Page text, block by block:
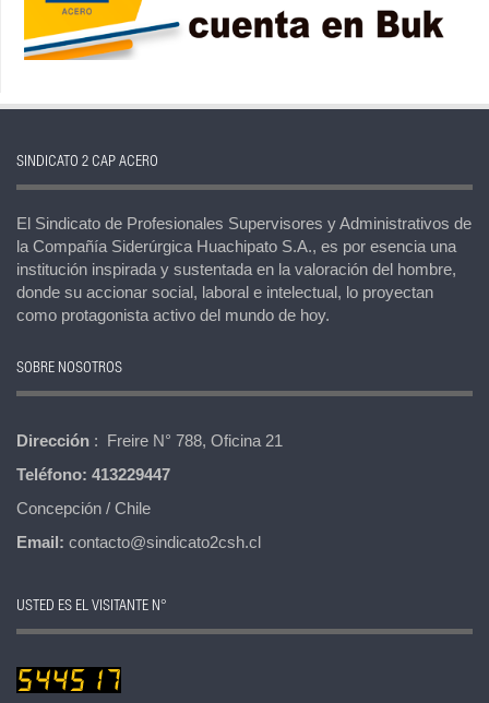
SINDICATO 2 CAP ACERO
El Sindicato de Profesionales Supervisores y Administrativos de
la Compañía Siderúrgica Huachipato S.A., es por esencia una
institución inspirada y sustentada en la valoración del hombre,
donde su accionar social, laboral e intelectual, lo proyectan
como protagonista activo del mundo de hoy.
SOBRE NOSOTROS
Dirección : Freire N° 788, Oficina 21
Teléfono: 413229447
Concepción / Chile
Email: contacto@sindicato2csh.cl
USTED ES EL VISITANTE N°